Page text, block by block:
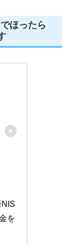
ほったら
を